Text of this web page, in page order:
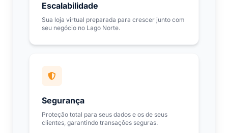
Escalabilidade
Sua loja virtual preparada para crescer junto com
seu negócio no Lago Norte.
Segurança
Proteção total para seus dados e os de seus
clientes, garantindo transações seguras.